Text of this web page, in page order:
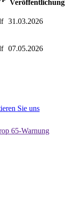
Veröffentlichung
31.03.2026
07.05.2026
Sie uns
65-Warnung